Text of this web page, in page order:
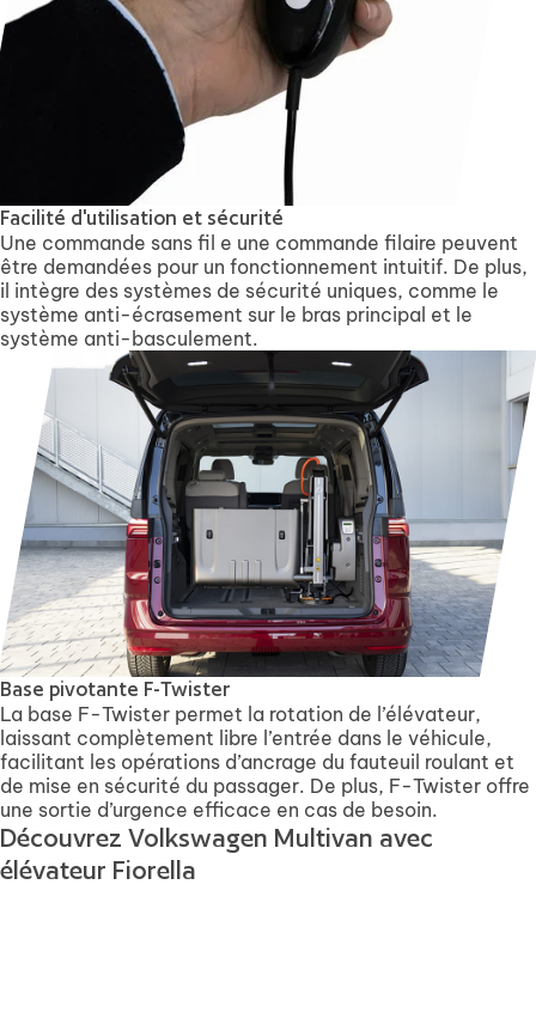
Facilité d'utilisation et sécurité
Une commande sans fil e une commande filaire peuvent
être demandées pour un fonctionnement intuitif. De plus,
il intègre des systèmes de sécurité uniques, comme le
système anti-écrasement sur le bras principal et le
système anti-basculement.
Base pivotante F-Twister
La base F-Twister permet la rotation de l’élévateur,
laissant complètement libre l’entrée dans le véhicule,
facilitant les opérations d’ancrage du fauteuil roulant et
de mise en sécurité du passager. De plus, F-Twister offre
une sortie d’urgence efficace en cas de besoin.
Découvrez Volkswagen Multivan avec
élévateur Fiorella